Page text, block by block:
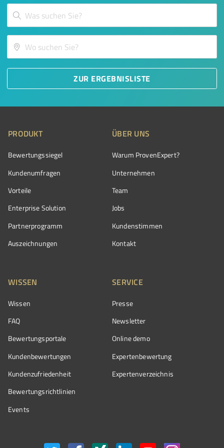
ZUR ERGEBNISLISTE
PRODUKT
Bewertungssiegel
Kundenumfragen
Vorteile
Enterprise Solution
Partnerprogramm
Auszeichnungen
ÜBER UNS
Warum ProvenExpert?
Unternehmen
Team
Jobs
Kundenstimmen
Kontakt
WISSEN
Wissen
FAQ
Bewertungsportale
Kundenbewertungen
Kundenzufriedenheit
Bewertungs­richtlinien
Events
SERVICE
Presse
Newsletter
Online demo
Expertenbewertung
Expertenverzeichnis